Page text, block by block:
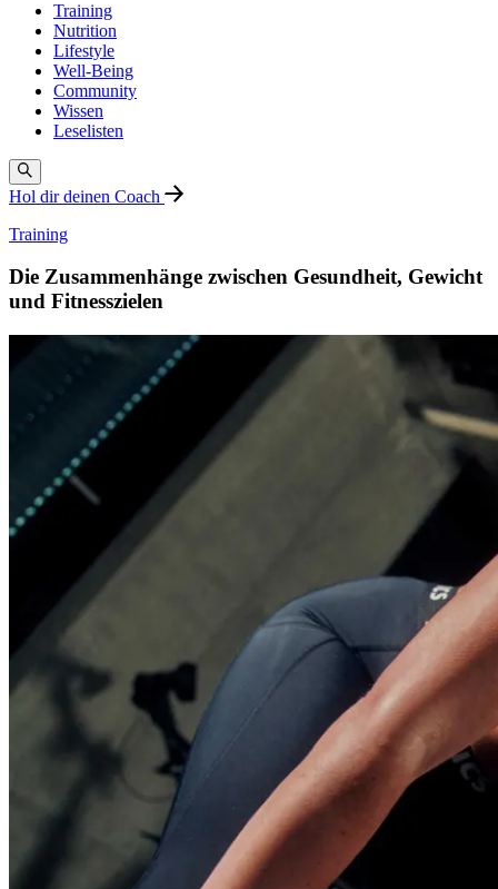
Training
Nutrition
Lifestyle
Well-Being
Community
Wissen
Leselisten
Hol dir deinen Coach
Training
Die Zusammenhänge zwischen Gesundheit, Gewicht
und Fitnesszielen